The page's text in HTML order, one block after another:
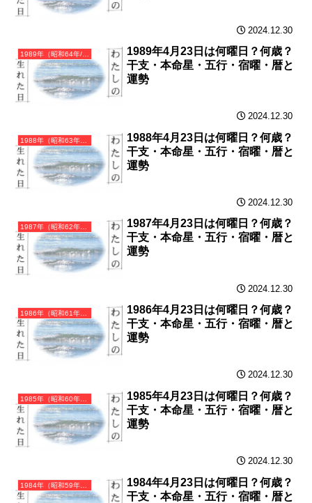
2024.12.30
1989年（昭和64年/平成元年）己巳（つちのとみ）・巳年（へび年）カレンダー（月曜はじまり）
1989年4月23日は何曜日？何歳？
干支・本命星・五行・宿曜・暦と
運勢
2024.12.30
1988年（昭和63年）戊辰（つちのえたつ）・辰年（たつ年）カレンダー（月曜はじまり）
1988年4月23日は何曜日？何歳？
干支・本命星・五行・宿曜・暦と
運勢
2024.12.30
1987年（昭和62年）丁卯（ひのとう）・卯年（うさぎ年）カレンダー（月曜はじまり）
1987年4月23日は何曜日？何歳？
干支・本命星・五行・宿曜・暦と
運勢
2024.12.30
1986年（昭和61年）丙寅（ひのえとら）・寅年（とら年）カレンダー（月曜はじまり）
1986年4月23日は何曜日？何歳？
干支・本命星・五行・宿曜・暦と
運勢
2024.12.30
1985年（昭和60年）乙丑（きのとうし）・丑年（うし年）カレンダー（月曜はじまり）
1985年4月23日は何曜日？何歳？
干支・本命星・五行・宿曜・暦と
運勢
2024.12.30
1984年（昭和59年）甲子（きのえね）・子年（ねずみ年）カレンダー（月曜はじまり）
1984年4月23日は何曜日？何歳？
干支・本命星・五行・宿曜・暦と